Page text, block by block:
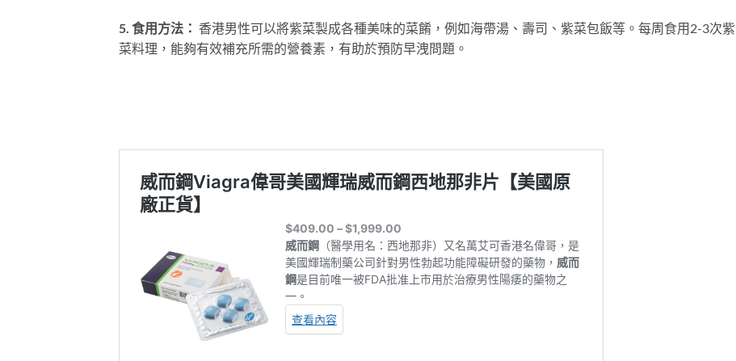
5. 食用方法： 香港男性可以將紫菜製成各種美味的菜餚，例如海帶湯、壽司、紫菜包飯等。每周食用2-3次紫
菜料理，能夠有效補充所需的營養素，有助於預防早洩問題。